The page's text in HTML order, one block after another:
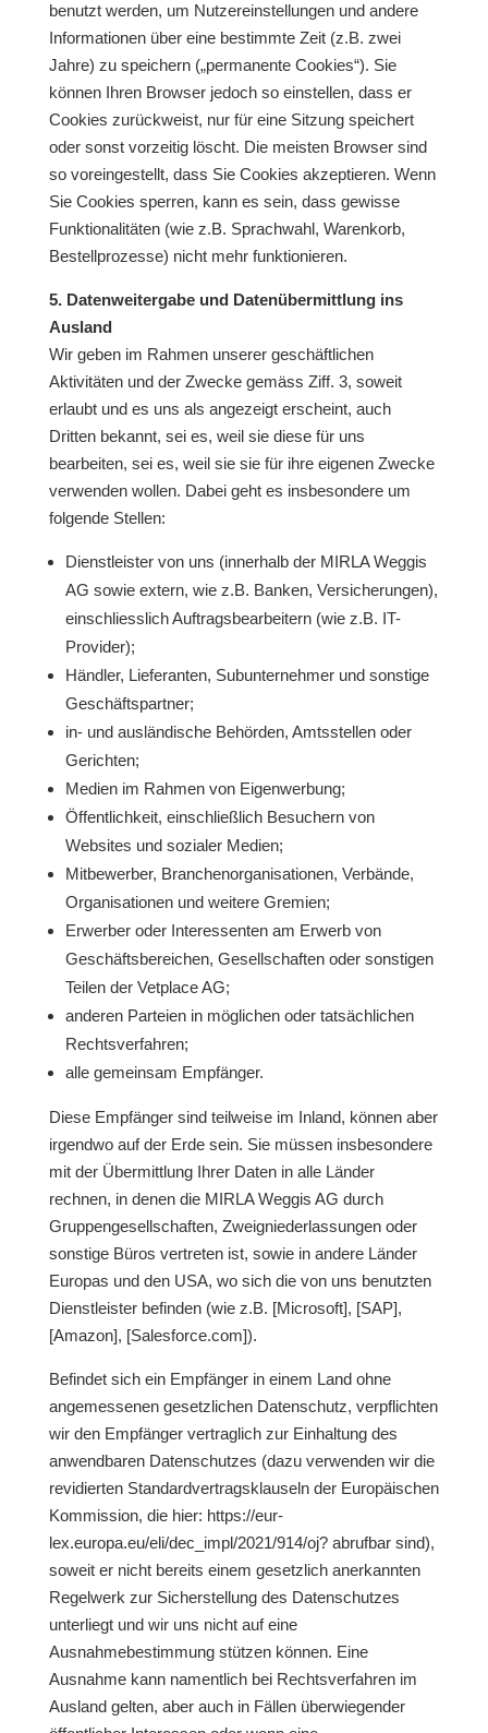
benutzt werden, um Nutzereinstellungen und andere
Informationen über eine bestimmte Zeit (z.B. zwei
Jahre) zu speichern („permanente Cookies“). Sie
können Ihren Browser jedoch so einstellen, dass er
Cookies zurückweist, nur für eine Sitzung speichert
oder sonst vorzeitig löscht. Die meisten Browser sind
so voreingestellt, dass Sie Cookies akzeptieren. Wenn
Sie Cookies sperren, kann es sein, dass gewisse
Funktionalitäten (wie z.B. Sprachwahl, Warenkorb,
Bestellprozesse) nicht mehr funktionieren.
5. Datenweitergabe und Datenübermittlung ins
Ausland
Wir geben im Rahmen unserer geschäftlichen
Aktivitäten und der Zwecke gemäss Ziff. 3, soweit
erlaubt und es uns als angezeigt erscheint, auch
Dritten bekannt, sei es, weil sie diese für uns
bearbeiten, sei es, weil sie sie für ihre eigenen Zwecke
verwenden wollen. Dabei geht es insbesondere um
folgende Stellen:
Dienstleister von uns (innerhalb der MIRLA Weggis
AG sowie extern, wie z.B. Banken, Versicherungen),
einschliesslich Auftragsbearbeitern (wie z.B. IT-
Provider);
Händler, Lieferanten, Subunternehmer und sonstige
Geschäftspartner;
in- und ausländische Behörden, Amtsstellen oder
Gerichten;
Medien im Rahmen von Eigenwerbung;
Öffentlichkeit, einschließlich Besuchern von
Websites und sozialer Medien;
Mitbewerber, Branchenorganisationen, Verbände,
Organisationen und weitere Gremien;
Erwerber oder Interessenten am Erwerb von
Geschäftsbereichen, Gesellschaften oder sonstigen
Teilen der Vetplace AG;
anderen Parteien in möglichen oder tatsächlichen
Rechtsverfahren;
alle gemeinsam Empfänger.
Diese Empfänger sind teilweise im Inland, können aber
irgendwo auf der Erde sein. Sie müssen insbesondere
mit der Übermittlung Ihrer Daten in alle Länder
rechnen, in denen die MIRLA Weggis AG durch
Gruppengesellschaften, Zweigniederlassungen oder
sonstige Büros vertreten ist, sowie in andere Länder
Europas und den USA, wo sich die von uns benutzten
Dienstleister befinden (wie z.B. [Microsoft], [SAP],
[Amazon], [Salesforce.com]).
Befindet sich ein Empfänger in einem Land ohne
angemessenen gesetzlichen Datenschutz, verpflichten
wir den Empfänger vertraglich zur Einhaltung des
anwendbaren Datenschutzes (dazu verwenden wir die
revidierten Standardvertragsklauseln der Europäischen
Kommission, die hier: https://eur-
lex.europa.eu/eli/dec_impl/2021/914/oj? abrufbar sind),
soweit er nicht bereits einem gesetzlich anerkannten
Regelwerk zur Sicherstellung des Datenschutzes
unterliegt und wir uns nicht auf eine
Ausnahmebestimmung stützen können. Eine
Ausnahme kann namentlich bei Rechtsverfahren im
Ausland gelten, aber auch in Fällen überwiegender